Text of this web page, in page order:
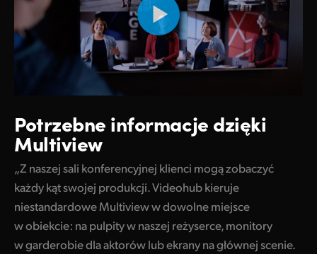
Potrzebne informacje dzięki
Multiview
„Z naszej sali konferencyjnej klienci mogą zobaczyć
każdy kąt swojej produkcji. Videohub kieruje
niestandardowe Multiview w dowolne miejsce
w obiekcie: na pulpity w naszej reżyserce, monitory
w garderobie dla aktorów lub ekrany na głównej scenie.